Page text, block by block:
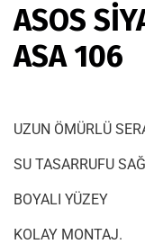
ASOS
ASA 106
UZUN ÖMÜRLÜ
SU TASARRUFU
BOYALI YÜZEY
KOLAY MONTAJ.